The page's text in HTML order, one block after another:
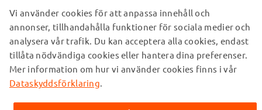
VÅRA FRAKTPARTNERS
© subtel.se 2026
Alla priser är inklusive moms och exklusive fraktkostnader.
varumärken tillhörande deras ägare och anges på våra
Vi använder cookies för att anpassa innehåll och
annonser, tillhandahålla funktioner för sociala medier och
analysera vår trafik. Du kan acceptera alla cookies, endast
tillåta nödvändiga cookies eller hantera dina preferenser.
Mer information om hur vi använder cookies finns i vår
Dataskyddsförklaring.